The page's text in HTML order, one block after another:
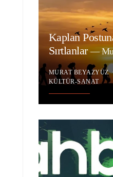
Kaplan
Sırtlanlar—
MURAT BEYAZYÜZ
KÜLTÜR-SANAT